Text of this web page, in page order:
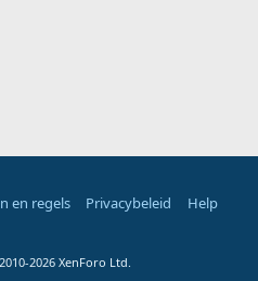
en regels Privacybeleid
Help
2026 XenForo Ltd.